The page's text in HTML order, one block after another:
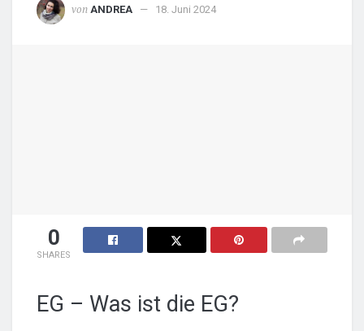
von ANDREA 18. Juni 2024
0
SHARES
EG – Was ist die EG?